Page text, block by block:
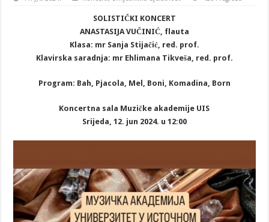
SOLISTIČKI KONCERT
ANASTASIJA VUČINIĆ, flauta
Klasa: mr Sanja Stijačić, red. prof.
Klavirska saradnja: mr Ehlimana Tikveša, red. prof.
Program: Bah, Pjacola, Mel, Boni, Komadina, Born
Koncertna sala Muzičke akademije UIS
Srijeda, 12. jun 2024. u 12:00